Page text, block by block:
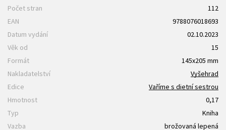
Počet stran
112
EAN
9788076018693
Datum vydání
02.10.2023
Věk od
15
Formát
145x205 mm
Nakladatelství
Vyšehrad
Edice
Vaříme s dietní sestrou
Hmotnost
0,17
Typ
Kniha
Vazba
brožovaná lepená